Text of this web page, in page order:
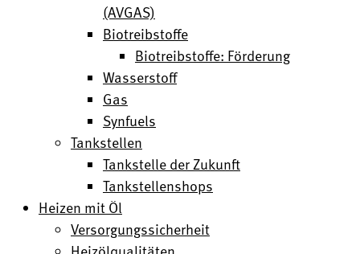
(AVGAS)
Biotreibstoffe
Biotreibstoffe: Förderung
Wasserstoff
Gas
Synfuels
Tankstellen
Tankstelle der Zukunft
Tankstellenshops
Heizen mit Öl
Versorgungssicherheit